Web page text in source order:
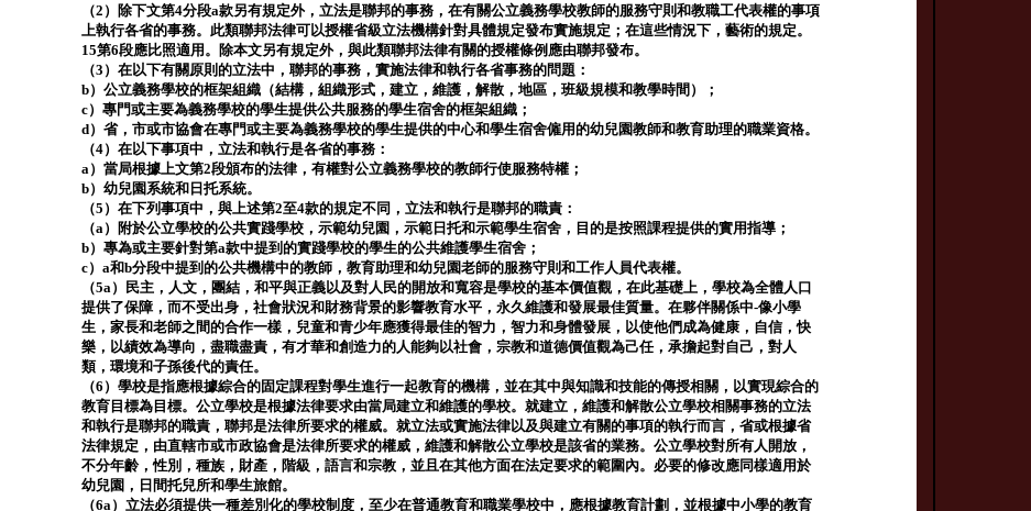
（2）除下文第4分段a款另有規定外，立法是聯邦的事務，在有關公立義務學校教師的服務守則和教職工代表權的事項
上執行各省的事務。此類聯邦法律可以授權省級立法機構針對具體規定發布實施規定；在這些情況下，藝術的規定。
15第6段應比照適用。除本文另有規定外，與此類聯邦法律有關的授權條例應由聯邦發布。
（3）在以下有關原則的立法中，聯邦的事務，實施法律和執行各省事務的問題：
b）公立義務學校的框架組織（結構，組織形式，建立，維護，解散，地區，班級規模和教學時間）；
c）專門或主要為義務學校的學生提供公共服務的學生宿舍的框架組織；
d）省，市或市協會在專門或主要為義務學校的學生提供的中心和學生宿舍僱用的幼兒園教師和教育助理的職業資格。
（4）在以下事項中，立法和執行是各省的事務：
a）當局根據上文第2段頒布的法律，有權對公立義務學校的教師行使服務特權；
b）幼兒園系統和日托系統。
（5）在下列事項中，與上述第2至4款的規定不同，立法和執行是聯邦的職責：
（a）附於公立學校的公共實踐學校，示範幼兒園，示範日托和示範學生宿舍，目的是按照課程提供的實用指導；
b）專為或主要針對第a款中提到的實踐學校的學生的公共維護學生宿舍；
c）a和b分段中提到的公共機構中的教師，教育助理和幼兒園老師的服務守則和工作人員代表權。
（5a）民主，人文，團結，和平與正義以及對人民的開放和寬容是學校的基本價值觀，在此基礎上，學校為全體人口
提供了保障，而不受出身，社會狀況和財務背景的影響教育水平，永久維護和發展最佳質量。在夥伴關係中-像小學
生，家長和老師之間的合作一樣，兒童和青少年應獲得最佳的智力，智力和身體發展，以使他們成為健康，自信，快
樂，以績效為導向，盡職盡責，有才華和創造力的人能夠以社會，宗教和道德價值觀為己任，承擔起對自己，對人
類，環境和子孫後代的責任。
（6）學校是指應根據綜合的固定課程對學生進行一起教育的機構，並在其中與知識和技能的傳授相關，以實現綜合的
教育目標為目標。公立學校是根據法律要求由當局建立和維護的學校。就建立，維護和解散公立學校相關事務的立法
和執行是聯邦的職責，聯邦是法律所要求的權威。就立法或實施法律以及與建立有關的事項的執行而言，省或根據省
法律規定，由直轄市或市政協會是法律所要求的權威，維護和解散公立學校是該省的業務。公立學校對所有人開放，
不分年齡，性別，種族，財產，階級，語言和宗教，並且在其他方​​面在法定要求的範圍內。必要的修改應同樣適用於
幼兒園，日間托兒所和學生旅館。
（6a）立法必須提供一種差別化的學校制度，至少在普通教育和職業學校中，應根據教育計劃，並根據中小學的教育